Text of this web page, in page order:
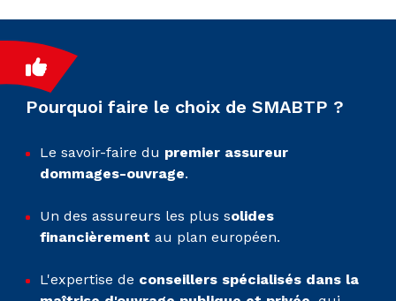
Pourquoi faire le choix de SMABTP ?
Le savoir-faire du premier assureur
dommages-ouvrage.
Un des assureurs les plus solides
financièrement au plan européen.
L'expertise de conseillers spécialisés dans la